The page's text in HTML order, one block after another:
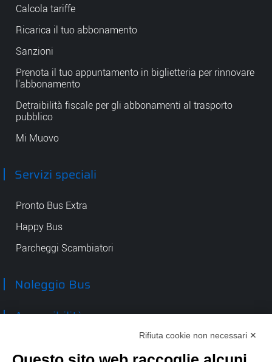
Calcola tariffe
Ricarica il tuo abbonamento
Sanzioni
Prenota il tuo appuntamento in biglietteria per rinnovare
l'abbonamento
Detraibilità fiscale per gli abbonamenti al trasporto
pubblico
Mi Muovo
Servizi speciali
Pronto Bus Extra
Happy Bus
Parcheggi Scambiatori
Noleggio Bus
Accessibilità
Rifiuta cookie non necessari ✕